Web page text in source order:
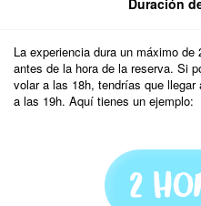
Duración
La experiencia dura un máximo
antes de la hora de la reserva. Si
volar a las 18h, tendrías que
a las 19h. Aquí tienes un ejemplo: